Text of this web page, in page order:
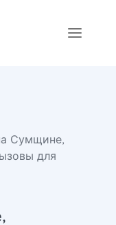
Сумщине,
для